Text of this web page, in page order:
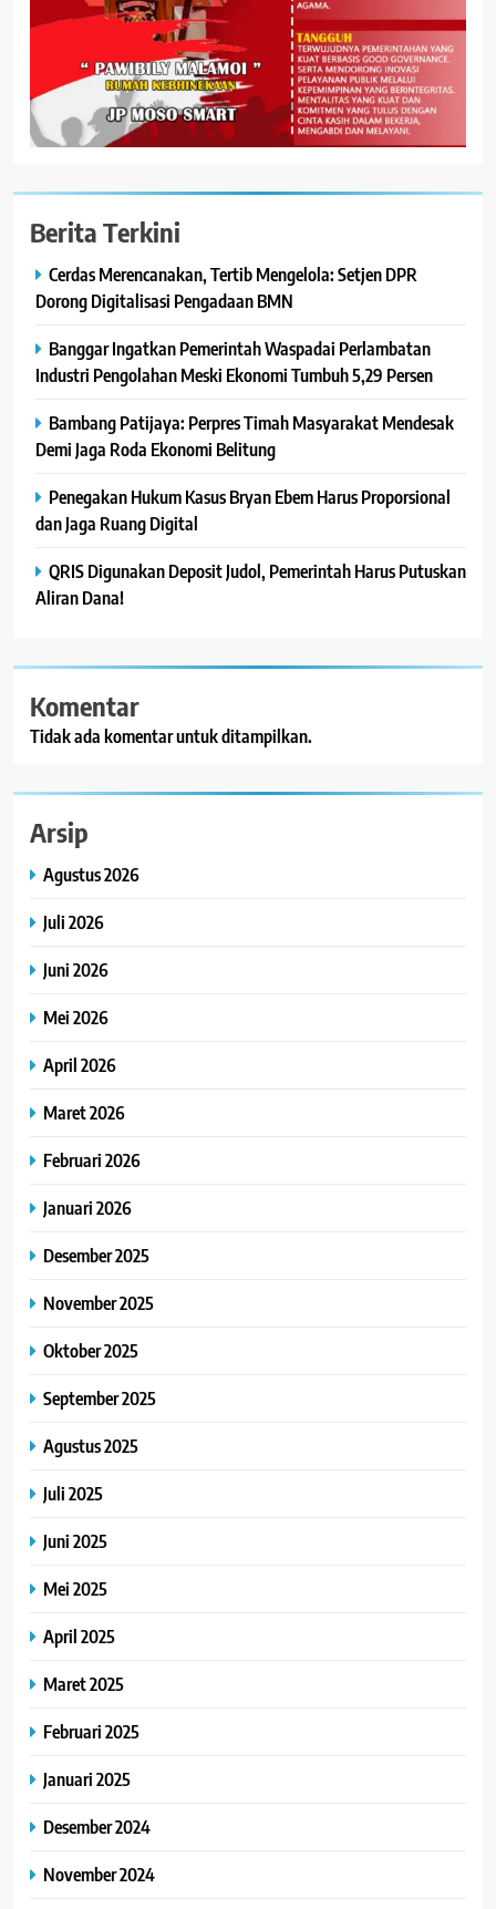
Berita Terkini
Cerdas Merencanakan, Tertib Mengelola: Setjen DPR
Dorong Digitalisasi Pengadaan BMN
Banggar Ingatkan Pemerintah Waspadai Perlambatan
Industri Pengolahan Meski Ekonomi Tumbuh 5,29 Persen
Bambang Patijaya: Perpres Timah Masyarakat Mendesak
Demi Jaga Roda Ekonomi Belitung
Penegakan Hukum Kasus Bryan Ebem Harus Proporsional
dan Jaga Ruang Digital
QRIS Digunakan Deposit Judol, Pemerintah Harus Putuskan
Aliran Dana!
Komentar
Tidak ada komentar untuk ditampilkan.
Arsip
Agustus 2026
Juli 2026
Juni 2026
Mei 2026
April 2026
Maret 2026
Februari 2026
Januari 2026
Desember 2025
November 2025
Oktober 2025
September 2025
Agustus 2025
Juli 2025
Juni 2025
Mei 2025
April 2025
Maret 2025
Februari 2025
Januari 2025
Desember 2024
November 2024